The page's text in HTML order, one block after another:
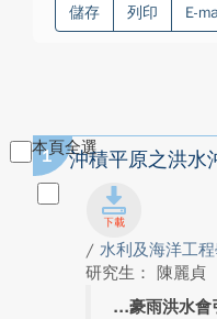
儲存 列印 E-
本頁全選
1 沖積平原之洪水
/ 水利及海洋工
研究生： 陳麗貞
豪雨洪水會